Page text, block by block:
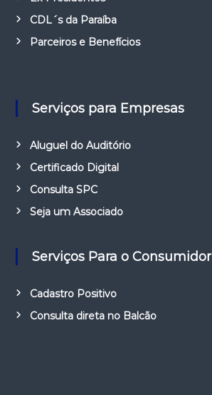
CDL´s da Paraíba
Parceiros e Benefícios
Serviços para Empresas
Aluguel do Auditório
Certificado Digital
Consulta SPC
Seja um Associado
Serviços Para o Consumidor
Cadastro Positivo
Consulta direta no Balcão